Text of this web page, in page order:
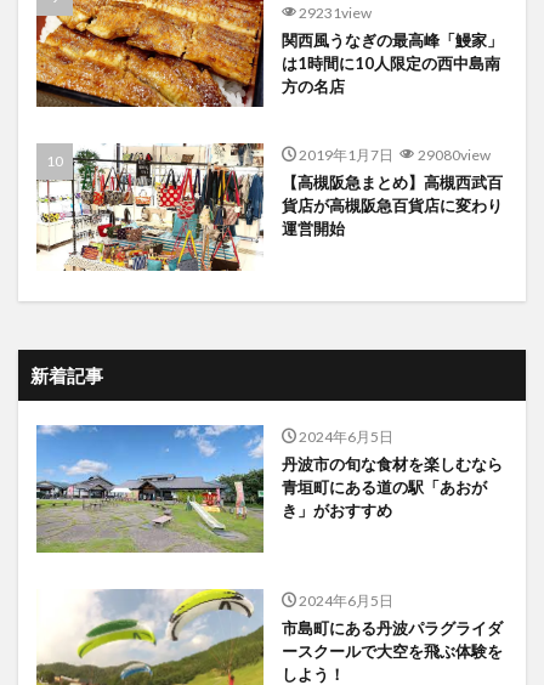
29231view
関西風うなぎの最高峰「鰻家」
は1時間に10人限定の西中島南
方の名店
2019年1月7日 29080view
【高槻阪急まとめ】高槻西武百
貨店が高槻阪急百貨店に変わり
運営開始
新着記事
2024年6月5日
丹波市の旬な食材を楽しむなら
青垣町にある道の駅「あおが
き」がおすすめ
2024年6月5日
市島町にある丹波パラグライダ
ースクールで大空を飛ぶ体験を
しよう！